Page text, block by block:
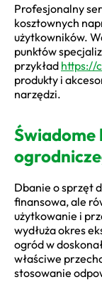
Profesjonalny
kosztownych
użytkowników.
punktów
przykład https://
produkty i
narzędzi.
Świadome
Dbanie o sprzęt
finansowa, ale
użytkowanie i
wydłuża okres
ogród w
właściwe
stosowanie